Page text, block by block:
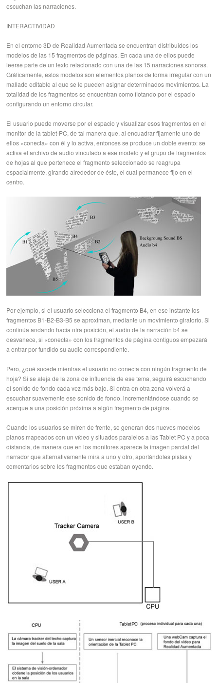
escuchan las narraciones.
INTERACTIVIDAD
En el entorno 3D de Realidad Aumentada se encuentran distribuidos los
modelos de las 15 fragmentos de páginas. En cada una de ellos puede
leerse parte de un texto relacionado con una de las 15 narraciones sonoras.
Gráficamente, estos modelos son elementos planos de forma irregular con un
mallado editable al que se le pueden asignar determinados movimientos. La
totalidad de los fragmentos se encuentran como flotando por el espacio
configurando un entorno circular.
El usuario puede moverse por el espacio y visualizar esos fragmentos en el
monitor de la tablet-PC, de tal manera que, al encuadrar fijamente uno de
ellos «conecta» con él y lo activa, entonces se produce un doble evento: se
activa el archivo de audio vinculado a ese modelo y el grupo de fragmentos
de hojas al que pertenece el fragmento seleccionado se reagrupa
espacialmente, girando alrededor de éste, el cual permanece fijo en el
centro.
Por ejemplo, si el usuario selecciona el fragmento B4, en ese instante los
fragmentos B1-B2-B3-B5 se aproximan, mediante un movimiento giratorio. Si
continúa andando hacia otra posición, el audio de la narración b4 se
desvanece, si «conecta» con los fragmentos de página contiguos empezará
a entrar por fundido su audio correspondiente.
Pero, ¿qué sucede mientras el usuario no conecta con ningún fragmento de
hoja? Si se aleja de la zona de influencia de ese tema, seguirá escuchando
el sonido de fondo cada vez más bajo. Si entra en otra zona volverá a
escuchar suavemente ese sonido de fondo, incrementándose cuando se
acerque a una posición próxima a algún fragmento de página.
Cuando los usuarios se miren de frente, se generan dos nuevos modelos
planos mapeados con un vídeo y situados paralelos a las Tablet PC y a poca
distancia, de manera que en los monitores aparece la imagen parcial del
narrador que alternativamente mira a uno y otro, aportándoles pistas y
comentarios sobre los fragmentos que estaban oyendo.